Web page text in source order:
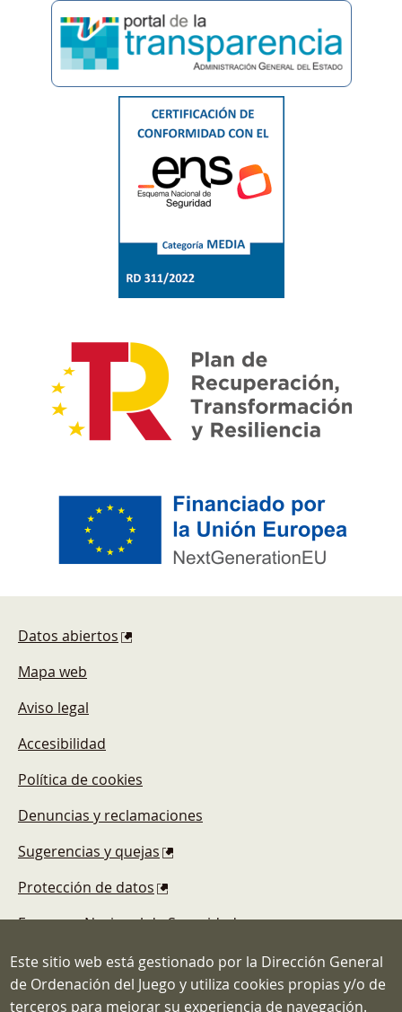
Datos abiertos
Mapa web
Aviso legal
Accesibilidad
Política de cookies
Denuncias y reclamaciones
Sugerencias y quejas
Protección de datos
Esquema Nacional de Seguridad
Este sitio web está gestionado por la Dirección General
de Ordenación del Juego y utiliza cookies propias y/o de
terceros para mejorar su experiencia de navegación.